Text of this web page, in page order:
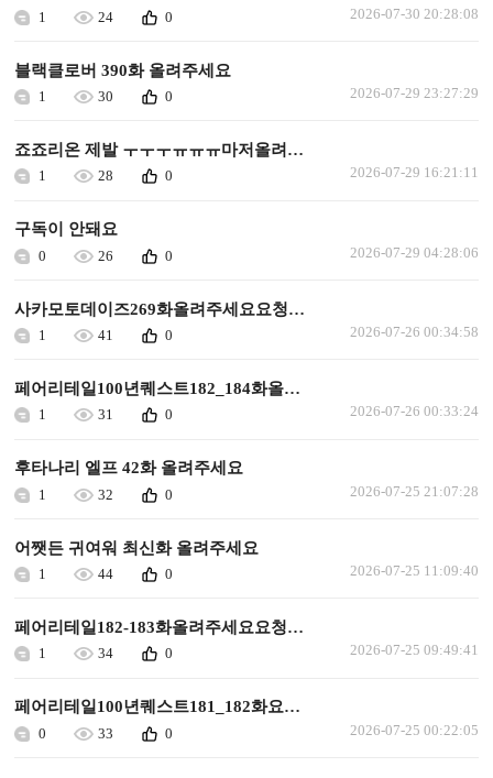
1 24 0 2026-07-30 20:28:08
블랙클로버 390화 올려주세요
1 30 0 2026-07-29 23:27:29
죠죠리온 제발 ㅜㅜㅜㅠㅠㅠ마저올려주세요
1 28 0 2026-07-29 16:21:11
구독이 안돼요
0 26 0 2026-07-29 04:28:06
사카모토데이즈269화올려주세요요청합니다
1 41 0 2026-07-26 00:34:58
페어리테일100년퀘스트182_184화올려주세요요청합니다
1 31 0 2026-07-26 00:33:24
후타나리 엘프 42화 올려주세요
1 32 0 2026-07-25 21:07:28
어쨋든 귀여워 최신화 올려주세요
1 44 0 2026-07-25 11:09:40
페어리테일182-183화올려주세요요청합니다
1 34 0 2026-07-25 09:49:41
페어리테일100년퀘스트181_182화요청합니다
0 33 0 2026-07-25 00:22:05